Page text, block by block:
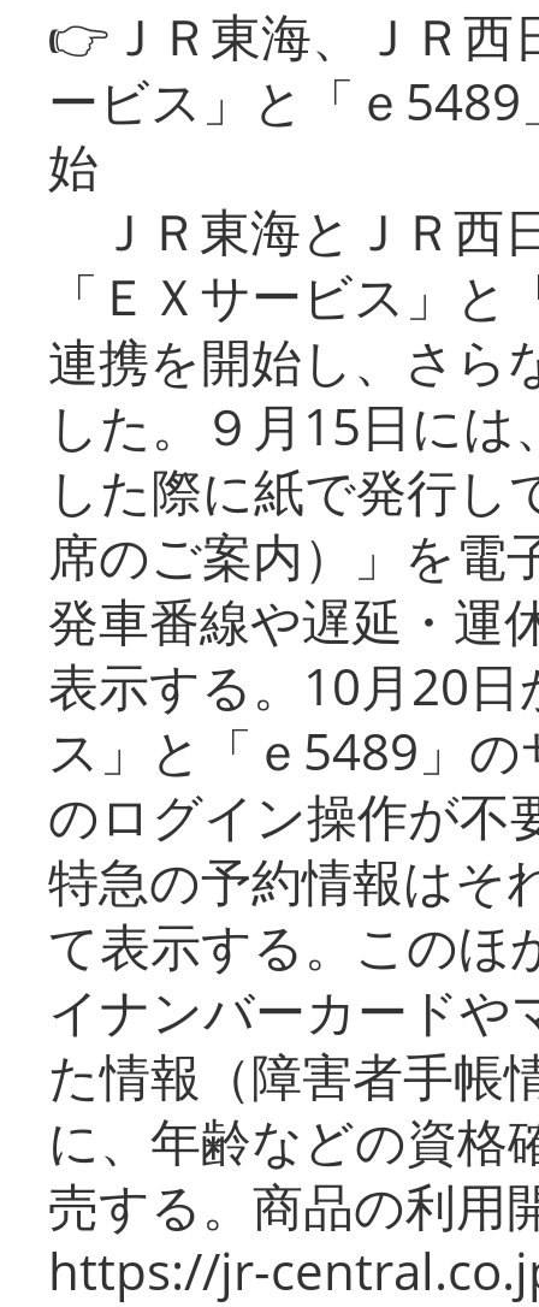
👉ＪＲ東海、ＪＲ
ービス」と「ｅ
始
ＪＲ東海とＪＲ西
「ＥＸサービス」
連携を開始し、さら
した。９月15日に
した際に紙で発行し
席のご案内）」を電
発車番線や遅延・運
表示する。10月20
ス」と「ｅ5489」
のログイン操作が不
特急の予約情報はそ
て表示する。このほ
イナンバーカードや
た情報（障害者手帳
に、年齢などの資格
売する。商品の利用
https://jr-